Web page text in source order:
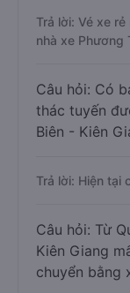
Trả lời: Vé xe
nhà xe Phương
Câu hỏi: Có
thác tuyến
Biên - Kiên
Trả lời: Hiện tại
Câu hỏi: Từ
Kiên Giang
chuyển bằng